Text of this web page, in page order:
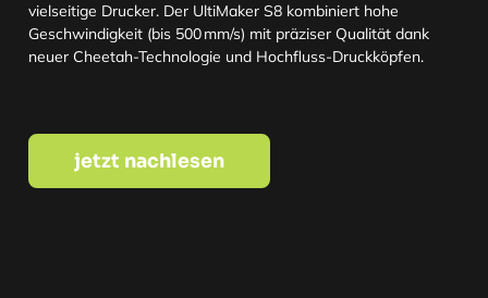
vielseitige Drucker. Der UltiMaker S8 kombiniert hohe
Geschwindigkeit (bis 500 mm/s) mit präziser Qualität dank
neuer Cheetah-Technologie und Hochfluss-Druckköpfen.
jetzt nachlesen